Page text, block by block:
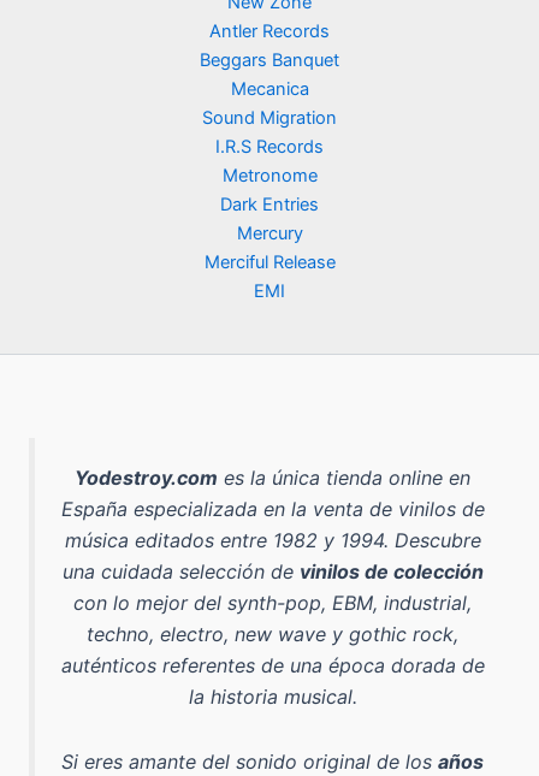
Antler Records
Beggars Banquet
Mecanica
Sound Migration
I.R.S Records
Metronome
Dark Entries
Mercury
Merciful Release
EMI
Yodestroy.com es la única tienda online en
España especializada en la venta de vinilos de
música editados entre 1982 y 1994. Descubre
una cuidada selección de vinilos de colección
con lo mejor del synth-pop, EBM, industrial,
techno, electro, new wave y gothic rock,
auténticos referentes de una época dorada de
la historia musical.
Si eres amante del sonido original de los años